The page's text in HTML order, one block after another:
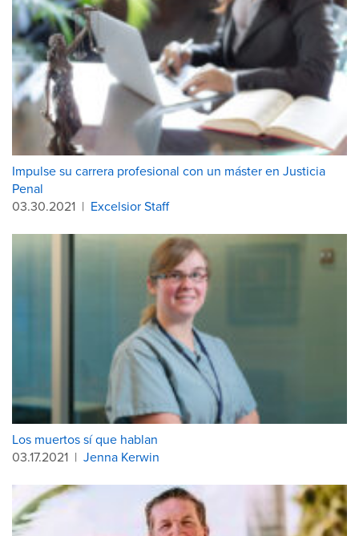
Impulse su carrera profesional con un máster en Justicia
Penal
03.30.2021 | Excelsior Staff
Los muertos sí que hablan
03.17.2021 | Jenna Kerwin